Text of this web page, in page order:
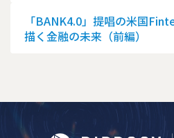
「BANK4.0」提唱の米国
描く金融の未来（前編）